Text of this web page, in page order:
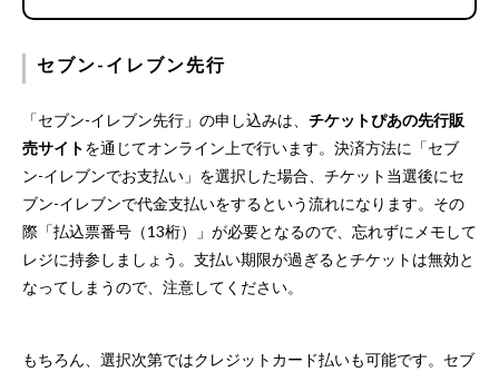
セブン-イレブン先行
「セブン-イレブン先行」の申し込みは、 チケットぴあの先行販
売サイトを通じてオンライン上で行います。決済方法に「セブ
ン-イレブンでお支払い」を選択した場合、チケット当選後にセ
ブン-イレブンで代金支払いをするという流れになります。その
際「払込票番号（13桁）」が必要となるので、忘れずにメモして
レジに持参しましょう。支払い期限が過ぎるとチケットは無効と
なってしまうので、注意してください。
もちろん、選択次第ではクレジットカード払いも可能です。セブ